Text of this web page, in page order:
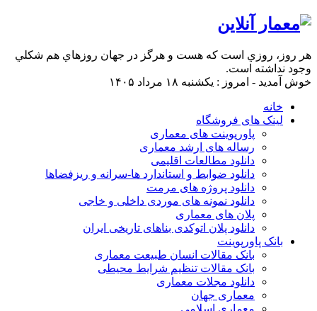
هر روز، روزي است كه هست و هرگز در جهان روزهاي هم شكلي
وجود نداشته است.
خوش آمدید - امروز : یکشنبه ۱۸ مرداد ۱۴۰۵
خانه
لینک های فروشگاه
پاورپوینت های معماری
رساله های ارشد معماری
دانلود مطالعات اقلیمی
دانلود ضوابط و استاندارد ها-سرانه و ریزفضاها
دانلود پروژه های مرمت
دانلود نمونه های موردی داخلی و خاجی
پلان های معماری
دانلود پلان اتوکدی بناهای تاریخی ایران
بانک پاورپوینت
بانک مقالات انسان طبیعت معماری
بانک مقالات تنظیم شرایط محیطی
دانلود مجلات معماری
معماری جهان
معماری اسلامی